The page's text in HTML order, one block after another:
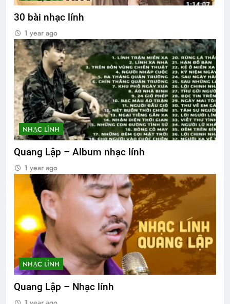
30 bài nhạc lính
1 year ago
NHẠC LÍNH
Quang Lập – Album nhạc lính
1 year ago
NHẠC LÍNH
Quang Lập – Nhạc lính